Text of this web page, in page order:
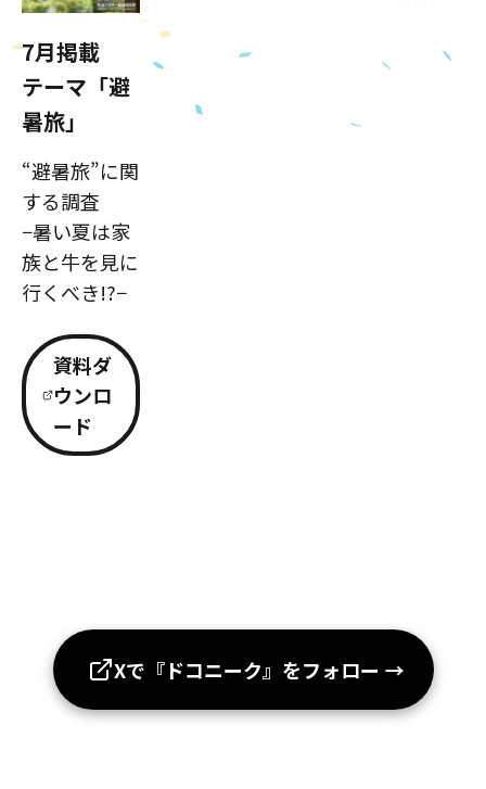
7月掲載
テーマ「避
暑旅」
“避暑旅”に関
する調査
−暑い夏は家
族と牛を見に
行くべき!?−
資料ダ
ウンロ
ード
Xで『ドコニーク』をフォロー →